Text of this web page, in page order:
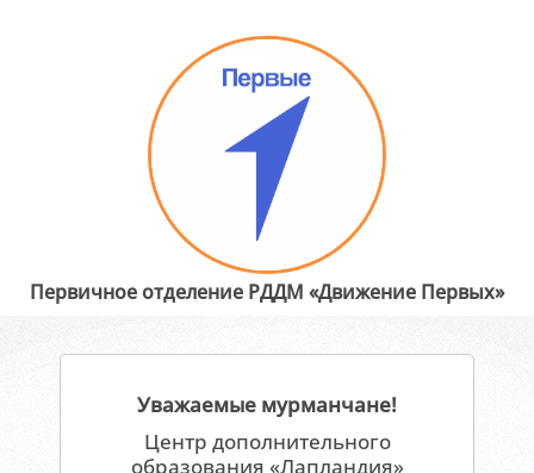
Первичное отделение РДДМ «Движение Первых»
Уважаемые мурманчане!
Центр дополнительного
образования «Лапландия»